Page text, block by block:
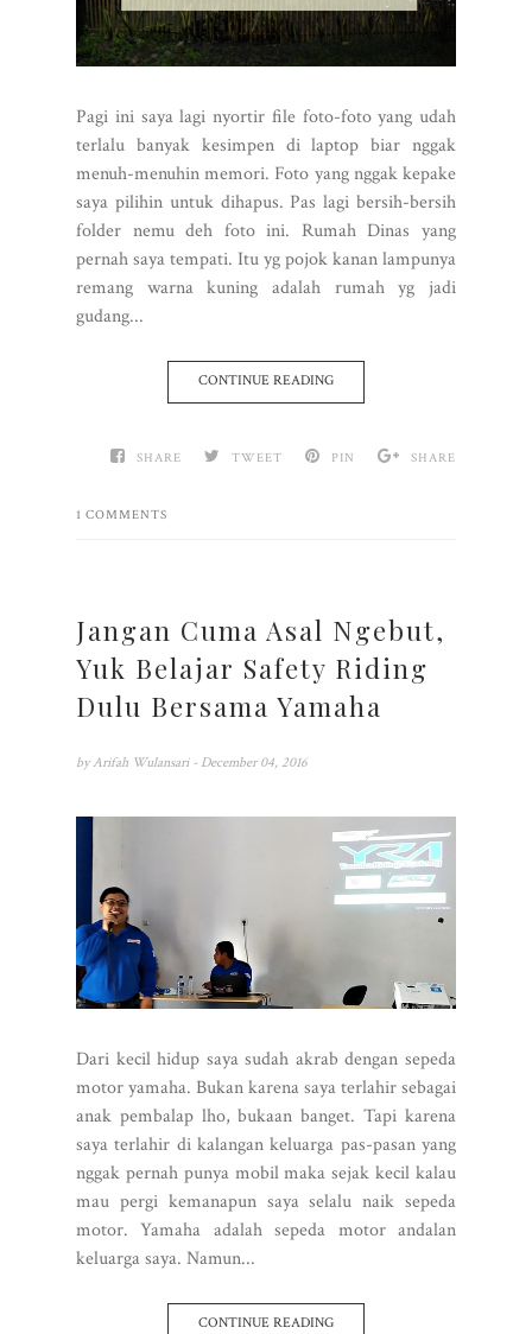
Pagi ini saya lagi nyortir file foto-foto yang udah
terlalu banyak kesimpen di laptop biar nggak
menuh-menuhin memori. Foto yang nggak kepake
saya pilihin untuk dihapus. Pas lagi bersih-bersih
folder nemu deh foto ini. Rumah Dinas yang
pernah saya tempati. Itu yg pojok kanan lampunya
remang warna kuning adalah rumah yg jadi
gudang...
CONTINUE READING
SHARE TWEET PIN SHARE
1 COMMENTS
Jangan Cuma Asal Ngebut,
Yuk Belajar Safety Riding
Dulu Bersama Yamaha
by Arifah Wulansari - December 04, 2016
Dari kecil hidup saya sudah akrab dengan sepeda
motor yamaha. Bukan karena saya terlahir sebagai
anak pembalap lho, bukaan banget. Tapi karena
saya terlahir di kalangan keluarga pas-pasan yang
nggak pernah punya mobil maka sejak kecil kalau
mau pergi kemanapun saya selalu naik sepeda
motor. Yamaha adalah sepeda motor andalan
keluarga saya. Namun...
CONTINUE READING